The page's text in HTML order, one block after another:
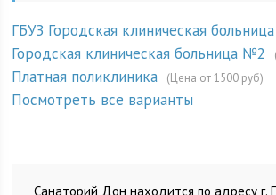
ГБУЗ Городская клиническая больница
Городская клиническая больница №2
Платная поликлиника (Цена от 1500 руб)
Посмотреть все варианты
Санаторий Дон находится по адресу г.